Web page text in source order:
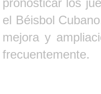
el Béisbol
mejora y
frecuentemente.